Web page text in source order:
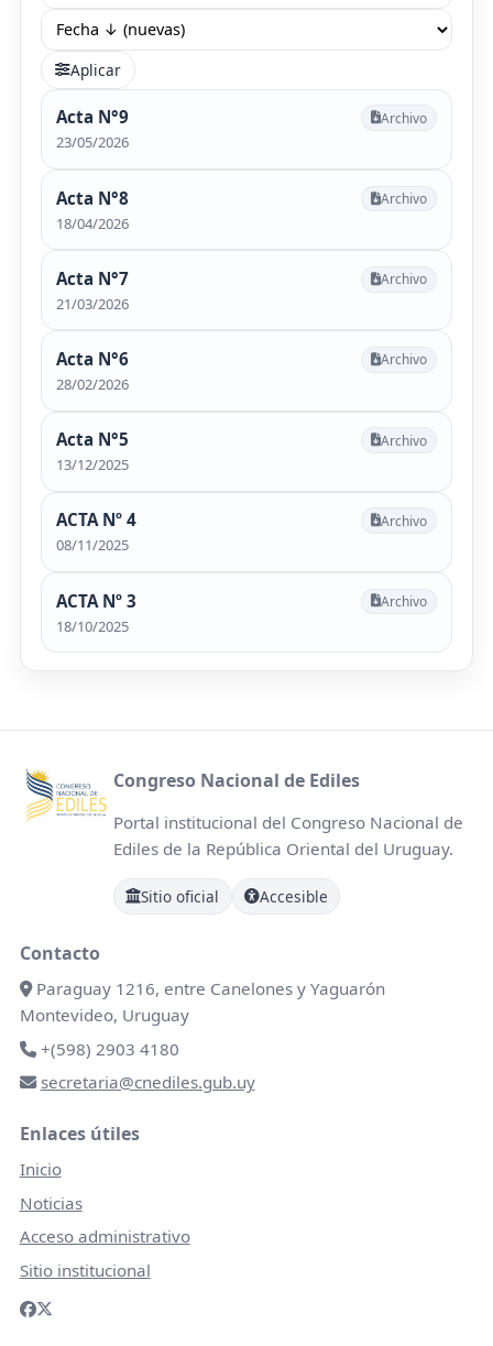
Aplicar
Acta N°9
23/05/2026
Archivo
Acta N°8
18/04/2026
Archivo
Acta N°7
21/03/2026
Archivo
Acta N°6
28/02/2026
Archivo
Acta N°5
13/12/2025
Archivo
ACTA Nº 4
08/11/2025
Archivo
ACTA Nº 3
18/10/2025
Archivo
Congreso Nacional de Ediles
Portal institucional del Congreso Nacional de
Ediles de la República Oriental del Uruguay.
Sitio oficial Accesible
Contacto
Paraguay 1216, entre Canelones y Yaguarón
Montevideo, Uruguay
+(598) 2903 4180
secretaria@cnediles.gub.uy
Enlaces útiles
Inicio
Noticias
Acceso administrativo
Sitio institucional